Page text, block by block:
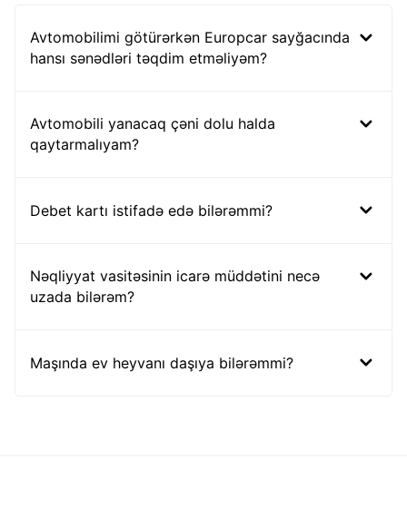
Avtomobilimi götürərkən Europcar sayğacında
hansı sənədləri təqdim etməliyəm?
Avtomobili yanacaq çəni dolu halda
qaytarmalıyam?
Debet kartı istifadə edə bilərəmmi?
Nəqliyyat vasitəsinin icarə müddətini necə
uzada bilərəm?
Maşında ev heyvanı daşıya bilərəmmi?